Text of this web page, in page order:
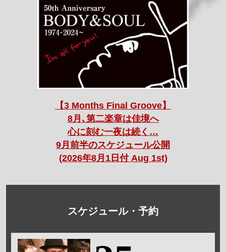
【3 Months Final Groove】
8月､第二楽章は佳境へ
心に刻む一夜は続く…
9月前半のスケジュール公開
(2026年8月1日付 Aug 1st)
スケジュール・予約